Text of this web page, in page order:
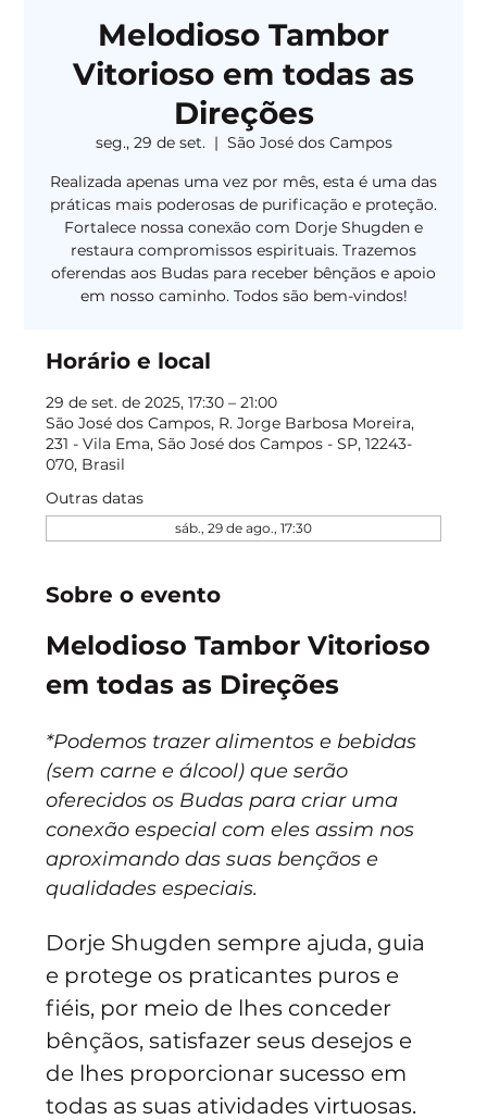
Melodioso Tambor
Vitorioso em todas as
Direções
seg., 29 de set.
  |
São José dos Campos
Realizada apenas uma vez por mês, esta é uma das
práticas mais poderosas de purificação e proteção.
Fortalece nossa conexão com Dorje Shugden e
restaura compromissos espirituais. Trazemos
oferendas aos Budas para receber bênçãos e apoio
em nosso caminho. Todos são bem-vindos!
Horário e local
29 de set. de 2025, 17:30 – 21:00
São José dos Campos, R. Jorge Barbosa Moreira,
231 - Vila Ema, São José dos Campos - SP, 12243-
070, Brasil
Outras datas
sáb., 29 de ago., 17:30
Sobre o evento
Melodioso Tambor Vitorioso
em todas as Direções
*Podemos trazer alimentos e bebidas
(sem carne e álcool) que serão
oferecidos os Budas para criar uma
conexão especial com eles assim nos
aproximando das suas bençãos e
qualidades especiais.
Dorje Shugden sempre ajuda, guia
e protege os praticantes puros e
fiéis, por meio de lhes conceder
bênçãos, satisfazer seus desejos e
de lhes proporcionar sucesso em
todas as suas atividades virtuosas.